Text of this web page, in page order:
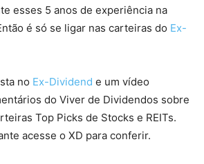
esses 5 anos de experiência na
é só se ligar nas carteiras do Ex-
no Ex-Dividend e um vídeo
do Viver de Dividendos sobre
Top Picks de Stocks e REITs.
acesse o XD para conferir.